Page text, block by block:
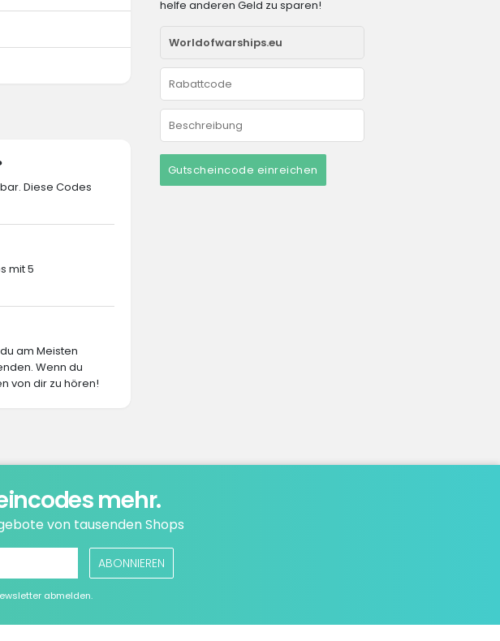
helfe anderen Geld zu sparen!
Gutscheincode einreichen
Diese Codes
mit 5
am Meisten
Wenn du
von dir zu hören!
mehr.
von tausenden Shops
ABONNIEREN
abmelden.